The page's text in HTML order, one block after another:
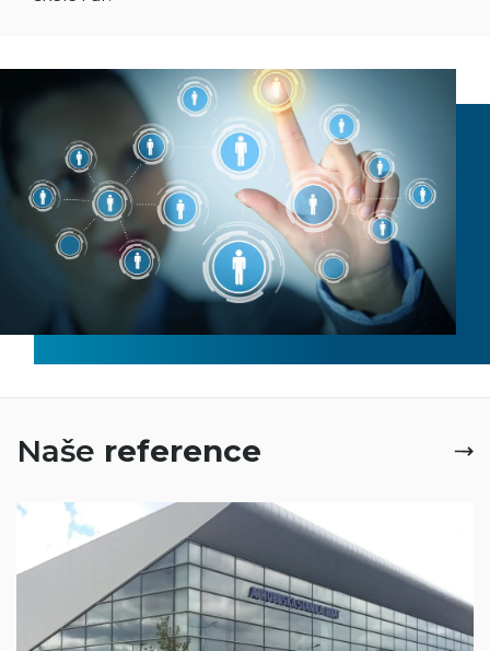
Naše reference